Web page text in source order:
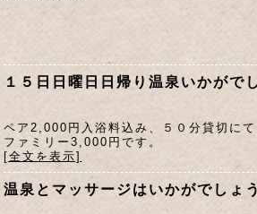
１５日日曜日日帰り温泉いかがで
ペア2,000円入浴料込み、５０分貸切にて
ファミリー3,000円です。
[全文を表示]
温泉とマッサージはいかがでしょ